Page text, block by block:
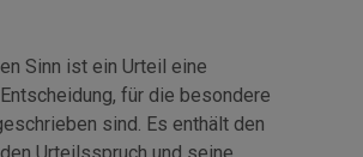
Sinn ist ein Urteil eine
für die besondere
sind. Es enthält den